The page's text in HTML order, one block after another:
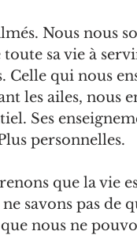
Nous nous
toute sa vie à
Celle qui nous
les ailes, nous
Ses
personnelles.
que la vie
savons pas
nous ne